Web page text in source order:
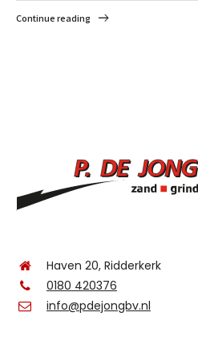
Continue reading
Haven 20, Ridderkerk
0180 420376
info@pdejongbv.nl